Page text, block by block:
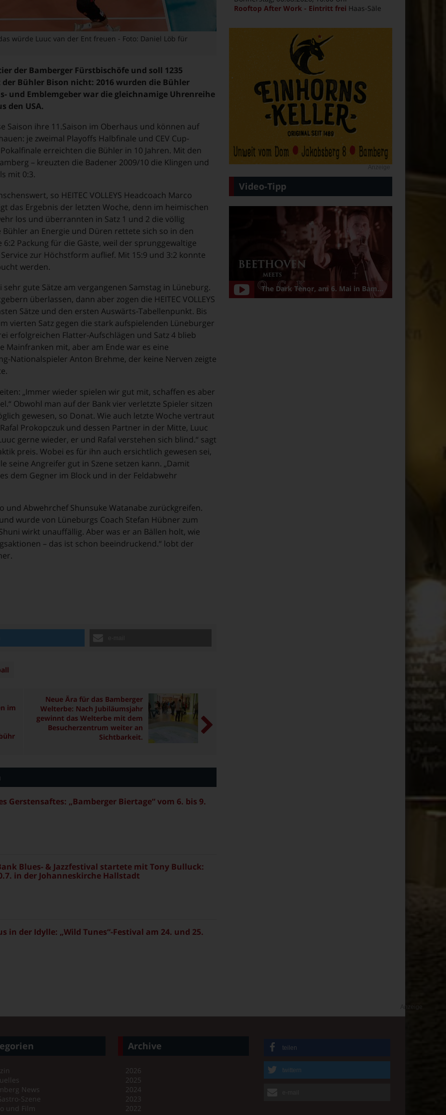
würde Luuc van der Ent freuen - Foto: Daniel Löb für
der Bamberger Fürstbischöfe und soll 1235
Bühler Bison nicht: 2016 wurden die Bühler
und Emblemgeber war die gleichnamige Uhrenreihe
den USA.
Saison ihre 11.Saison im Oberhaus und können auf
je zweimal Playoffs Halbfinale und CEV Cup-
erreichten die Bühler in 10 Jahren. Mit den
– kreuzten die Badener 2009/10 die Klingen und
mit 0:3.
so HEITEC VOLLEYS Headcoach Marco
das Ergebnis der letzten Woche, denn im heimischen
los und überrannten in Satz 1 und 2 die völlig
an Energie und Düren rettete sich so in den
Packung für die Gäste, weil der sprunggewaltige
zur Höchstform auflief. Mit 15:9 und 3:2 konnte
werden.
gute Sätze am vergangenen Samstag in Lüneburg.
überlassen, dann aber zogen die HEITEC VOLLEYS
Sätze und den ersten Auswärts-Tabellenpunkt. Bis
vierten Satz gegen die stark aufspielenden Lüneburger
erfolgreichen Flatter-Aufschlägen und Satz 4 blieb
Mainfranken mit, aber am Ende war es eine
Nationalspieler Anton Brehme, der keine Nerven zeigte
„Immer wieder spielen wir gut mit, schaffen es aber
Obwohl man auf der Bank vier verletzte Spieler sitzen
gewesen, so Donat. Wie auch letzte Woche vertraut
Prokopczuk und dessen Partner in der Mitte, Luuc
gerne wieder, er und Rafal verstehen sich blind.“ sagt
preis. Wobei es für ihn auch ersichtlich gewesen sei,
seine Angreifer gut in Szene setzen kann. „Damit
dem Gegner im Block und in der Feldabwehr
und Abwehrchef Shunsuke Watanabe zurückgreifen.
wurde von Lüneburgs Coach Stefan Hübner zum
wirkt unauffällig. Aber was er an Bällen holt, wie
– das ist schon beeindruckend.“ lobt der
im
Neue Ära für das Bamberger
Welterbe: Nach Jubiläumsjahr
gewinnt das Welterbe mit dem
Besucherzentrum weiter an
Sichtbarkeit.
Gerstensaftes: „Bamberger Biertage“ vom 6. bis 9.
Blues- & Jazzfestival startete mit Tony Bulluck:
in der Johanneskirche Hallstadt
in der Idylle: „Wild Tunes“-Festival am 24. und 25.
Rooftop After Work - Eintritt frei Haas-Säle
Video-Tipp
The Dark Tenor, am 6. Mai in Bamberg
Anzeige
News
Szene
und Film
Archive
2026
2025
2024
2023
2022
teilen
twittern